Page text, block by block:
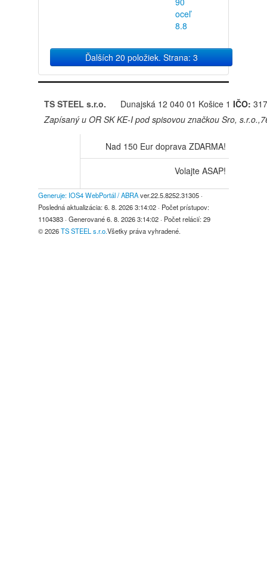
oceľ
8.8
Ďalších 20 položiek. Strana: 3
TS STEEL s.r.o. Dunajská 12 040 01 Košice 1 IČO:
Zapísaný u OR SK KE-I pod spisovou značkou Sro,
Nad 150 Eur doprava ZDARMA!
Volajte ASAP!
Generuje: IOS4 WebPortál / ABRAver.22.5.8252.31305 ·
Posledná aktualizácia:6. 8. 2026 3:14:02 · Počet prístupov:
1104383 · Generované6. 8. 2026 3:14:02 · Počet relácií:29
© 2026TS STEEL s.r.o.Všetky práva vyhradené.